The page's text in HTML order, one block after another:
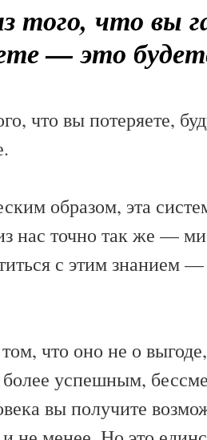
того, что вы
— это
что вы потеряете,
образом, эта
нас точно так же —
с этим знанием —
что оно не о
более успешным,
вы получите